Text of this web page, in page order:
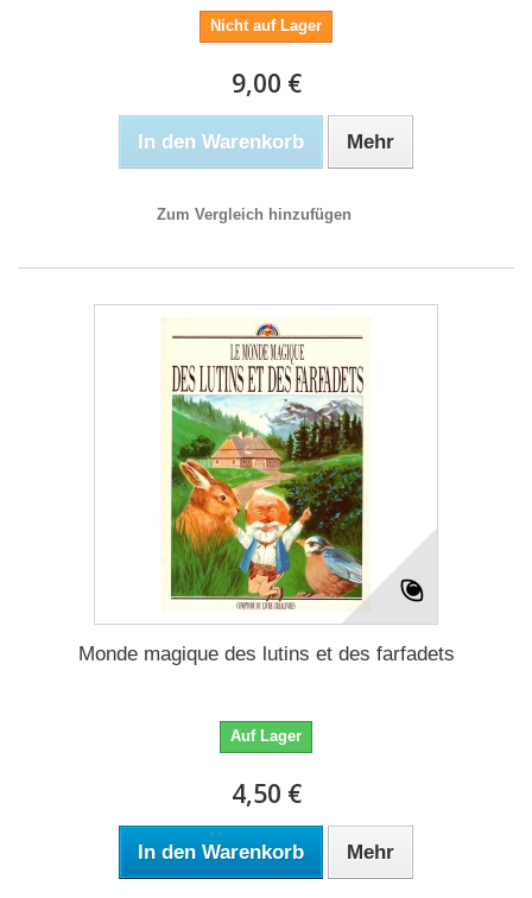
Nicht auf Lager
9,00 €
In den Warenkorb Mehr
Zum Vergleich hinzufügen
Monde magique des lutins et des farfadets
Auf Lager
4,50 €
In den Warenkorb Mehr